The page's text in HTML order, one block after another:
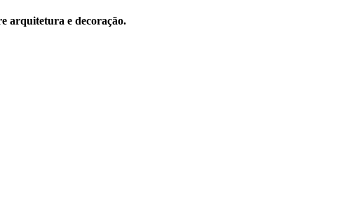
arquitetura e decoração.